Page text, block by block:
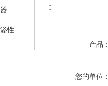
:
产品：
您的单位：